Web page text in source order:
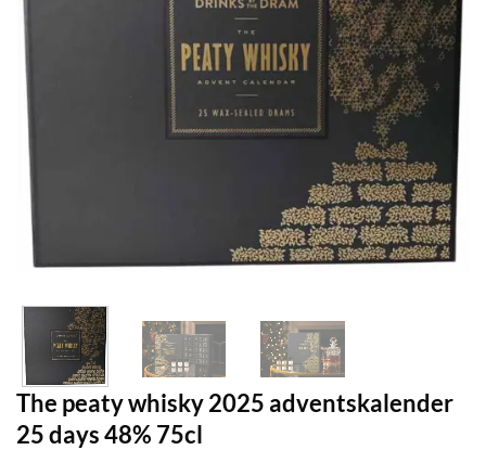
The peaty whisky 2025 adventskalender
25 days 48% 75cl